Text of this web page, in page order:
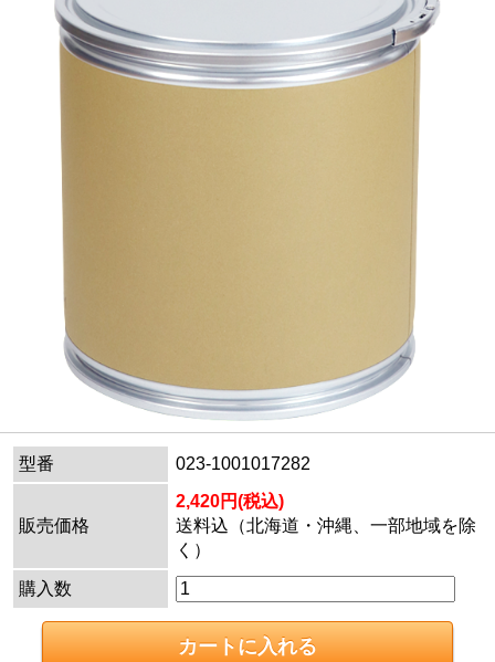
型番 023-1001017282
販売価格
2,420円(税込)
送料込（北海道・沖縄、一部地域を除
く）
購入数